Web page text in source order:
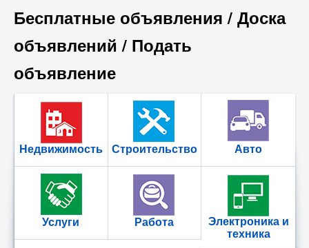
Бесплатные объявления / Доска
объявлений / Подать
объявление
Недвижимость Строительство Авто
Услуги Работа Электроника и
техника